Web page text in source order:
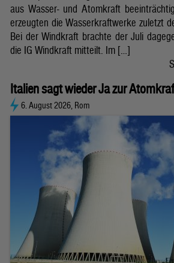
aus Wasser- und Atomkraft
erzeugten die Wasserkraftwerke zuletzt
Bei der Windkraft brachte der Juli
die IG Windkraft mitteilt. Im […]
Italien sagt wieder Ja zur
6. August 2026, Rom